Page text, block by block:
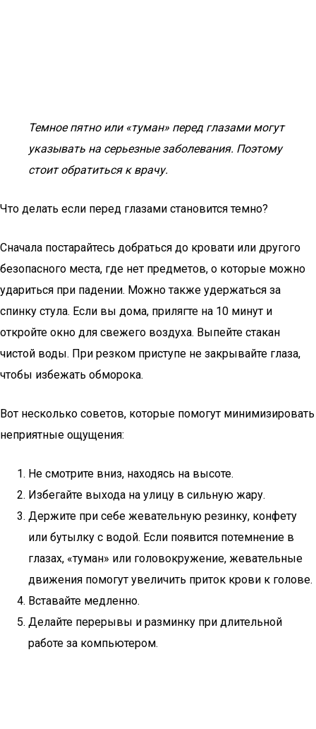
Темное пятно или «туман» перед глазами могут
указывать на серьезные заболевания. Поэтому
стоит обратиться к врачу.
Что делать если перед глазами становится темно?
Сначала постарайтесь добраться до кровати или другого
безопасного места, где нет предметов, о которые можно
удариться при падении. Можно также удержаться за
спинку стула. Если вы дома, прилягте на 10 минут и
откройте окно для свежего воздуха. Выпейте стакан
чистой воды. При резком приступе не закрывайте глаза,
чтобы избежать обморока.
Вот несколько советов, которые помогут минимизировать
неприятные ощущения:
Не смотрите вниз, находясь на высоте.
Избегайте выхода на улицу в сильную жару.
Держите при себе жевательную резинку, конфету
или бутылку с водой. Если появится потемнение в
глазах, «туман» или головокружение, жевательные
движения помогут увеличить приток крови к голове.
Вставайте медленно.
Делайте перерывы и разминку при длительной
работе за компьютером.